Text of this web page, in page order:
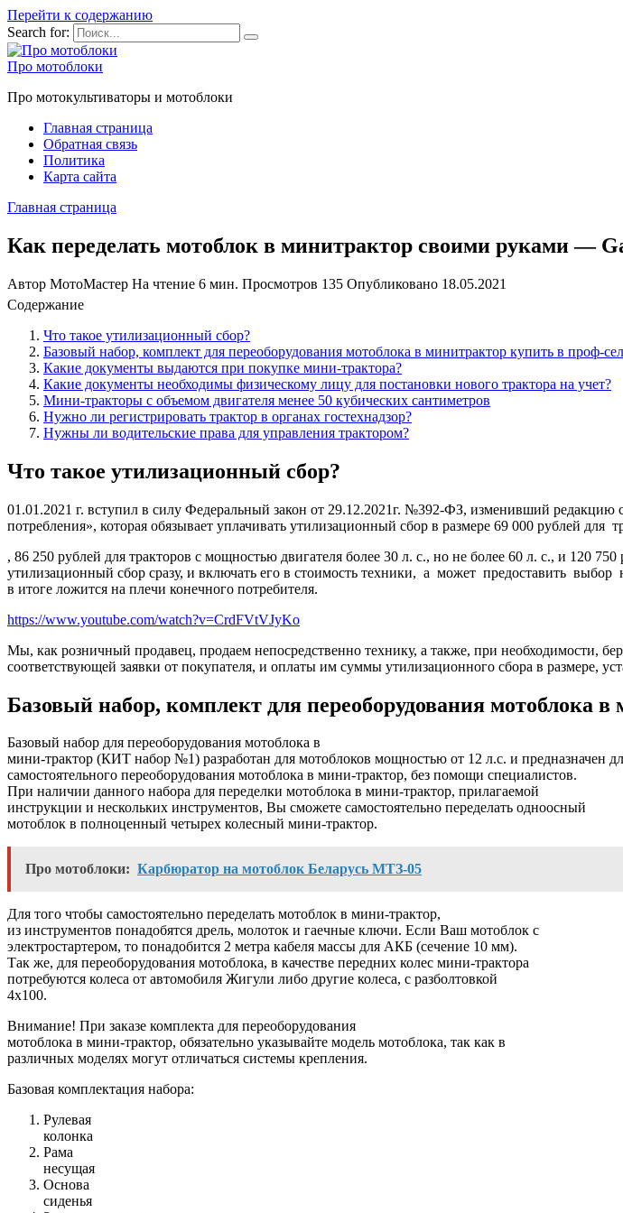
Перейти к содержанию
Search for:
Про мотоблоки
Про мотокультиваторы и мотоблоки
Главная страница
Обратная связь
Политика
Карта сайта
Главная страница
Как переделать мотоблок в минитрактор своими руками —
Автор МотоМастер На чтение 6 мин. Просмотров 135 Опубликовано 18.05.2021
Содержание
Что такое утилизационный сбор?
Базовый набор, комплект для переоборудования мотоблока в минитрактор купить в проф-
Какие документы выдаются при покупке мини-трактора?
Какие документы необходимы физическому лицу для постановки нового трактора на учет?
Мини-тракторы с объемом двигателя менее 50 кубических сантиметров
Нужно ли регистрировать трактор в органах гостехнадзор?
Нужны ли водительские права для управления трактором?
Что такое утилизационный сбор?
01.01.2021 г. вступил в силу Федеральный закон от 29.12.2021г. №392-ФЗ, изменивший редакцию
потребления», которая обязывает уплачивать утилизационный сбор в размере 69 000 рублей для
, 86 250 рублей для тракторов с мощностью двигателя более 30 л. с., но не более 60 л. с., и 120
утилизационный сбор сразу, и включать его в стоимость техники, а может предоставить
в итоге ложится на плечи конечного потребителя.
https://www.youtube.com/watch?v=CrdFVtVJyKo
Мы, как розничный продавец, продаем непосредственно технику, а также, при необходимости,
соответствующей заявки от покупателя, и оплаты им суммы утилизационного сбора в размере,
Базовый набор, комплект для переоборудования мотоблока
Базовый набор для переоборудования мотоблока в
мини-трактор (КИТ набор №1) разработан для мотоблоков мощностью от 12 л.с. и предназначен
самостоятельного переоборудования мотоблока в мини-трактор, без помощи специалистов.
При наличии данного набора для переделки мотоблока в мини-трактор, прилагаемой
инструкции и нескольких инструментов, Вы сможете самостоятельно переделать одноосный
мотоблок в полноценный четырех колесный мини-трактор.
Про мотоблоки: Карбюратор на мотоблок Беларусь МТЗ-05
Для того чтобы самостоятельно переделать мотоблок в мини-трактор,
из инструментов понадобятся дрель, молоток и гаечные ключи. Если Ваш мотоблок с
электростартером, то понадобится 2 метра кабеля массы для АКБ (сечение 10 мм).
Так же, для переоборудования мотоблока, в качестве передних колес мини-трактора
потребуются колеса от автомобиля Жигули либо другие колеса, с разболтовкой
4х100.
Внимание! При заказе комплекта для переоборудования
мотоблока в мини-трактор, обязательно указывайте модель мотоблока, так как в
различных моделях могут отличаться системы крепления.
Базовая комплектация набора:
Рулевая
колонка
Рама
несущая
Основа
сиденья